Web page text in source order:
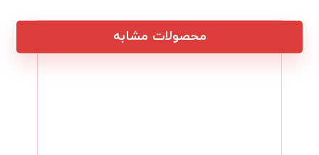
محصولات مشابه